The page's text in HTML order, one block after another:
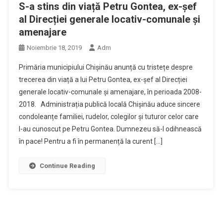
S-a stins din viață Petru Gontea, ex-șef
al Direcției generale locativ-comunale și
amenajare
Noiembrie 18, 2019 Adm
Primăria municipiului Chișinău anunță cu tristețe despre
trecerea din viață a lui Petru Gontea, ex-șef al Direcției
generale locativ-comunale și amenajare, în perioada 2008-
2018. Administrația publică locală Chișinău aduce sincere
condoleanțe familiei, rudelor, colegilor și tuturor celor care
l-au cunoscut pe Petru Gontea. Dumnezeu să-l odihnească
în pace! Pentru a fi în permanență la curent […]
Continue Reading